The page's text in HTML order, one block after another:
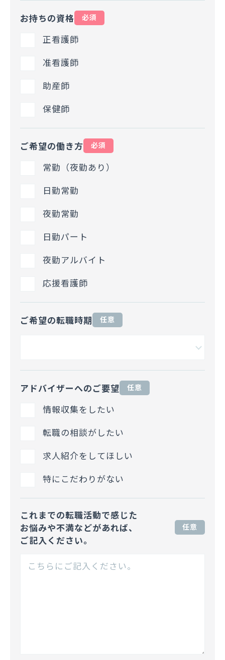
お持ちの資格 必須
正看護師
准看護師
助産師
保健師
ご希望の働き方 必須
常勤（夜勤あり）
日勤常勤
夜勤常勤
日勤パート
夜勤アルバイト
応援看護師
ご希望の転職時期 任意
アドバイザーへのご要望 任意
情報収集をしたい
転職の相談がしたい
求人紹介をしてほしい
特にこだわりがない
これまでの転職活動で感じた
お悩みや不満などがあれば、
ご記入ください。
任意